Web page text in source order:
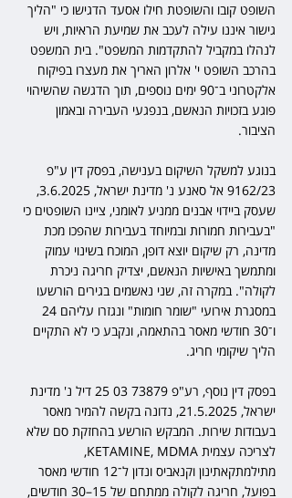
השופט קובו והשופטת חילו אסעד הדגישו כי "הליך
גישור איננו עילה לעכב את שמיעת הראיות, ויש
לנהלו במקביל להתקדמות המשפט". בית המשפט
בהרכב השופט י' אלרון האריך את מעצרו בפיקוח
אלקטרוני ב־90 ימים נוספים, תוך הדגשה שהשיהוי
פוגע בזכויות הנאשם, בנפגעי העבירה ובאמון
הציבור.
בנוגע למשקל השיקום בענישה, בפסק דין ע"פ
9162/23 אל סאנע נ' מדינת ישראל, 3.6.2025,
שעסק ביידוי אבנים ממניע לאומני, ציינו השופטים כי
"בעבירות חמורות ובמיוחד בעבירות שהפכו מכת
מדינה, רק שיקום יוצא דופן, המוכח בשינוי עמוק
ומתמשך באישיות הנאשם, יצדיק חריגה ניכרת
לקולה". במקרה זה, שני נאשמים בגירים הורשעו
ו־30 חודשי מאסר בהתאמה, ונקבע כי לא התקיים
הליך שיקומי חריג.
בפסק דין נוסף, רע"פ 73879 03 25 דיל נ' מדינת
ישראל, 21.5.2025, נדונה בקשה להמיר מאסר
בעבודות שירות. המבקש הורשע בהחזקת סם שלא
לצריכה עצמית KETAMINE, MDMA,
מתילמתקאתינון וקנאביס ונדון ל־12 חודשי מאסר
בפועל, חריגה לקולה ממתחם של 15–30 חודשים,